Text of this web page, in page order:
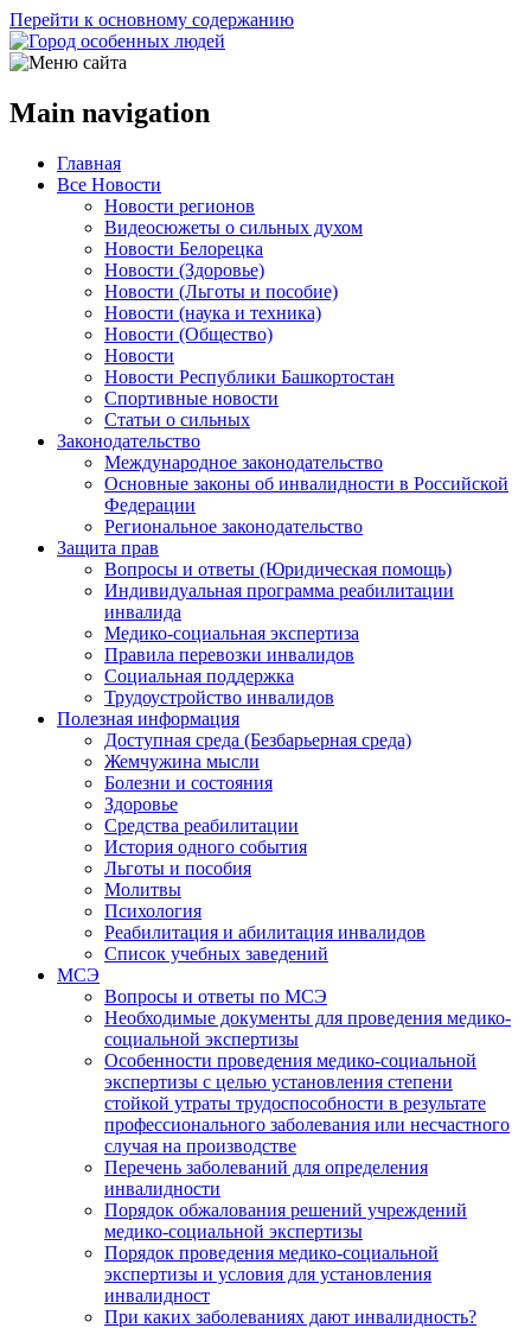
Перейти к основному содержанию
Main navigation
Главная
Все Новости
Новости регионов
Видеосюжеты о сильных духом
Новости Белорецка
Новости (Здоровье)
Новости (Льготы и пособие)
Новости (наука и техника)
Новости (Общество)
Новости
Новости Республики Башкортостан
Спортивные новости
Статьи о сильных
Законодательство
Международное законодательство
Основные законы об инвалидности в Российской
Федерации
Региональное законодательство
Защита прав
Вопросы и ответы (Юридическая помощь)
Индивидуальная программа реабилитации
инвалида
Медико-социальная экспертиза
Правила перевозки инвалидов
Социальная поддержка
Трудоустройство инвалидов
Полезная информация
Доступная среда (Безбарьерная среда)
Жемчужина мысли
Болезни и состояния
Здоровье
Средства реабилитации
История одного события
Льготы и пособия
Молитвы
Психология
Реабилитация и абилитация инвалидов
Список учебных заведений
МСЭ
Вопросы и ответы по МСЭ
Необходимые документы для проведения медико-
социальной экспертизы
Особенности проведения медико-социальной
экспертизы с целью установления степени
стойкой утраты трудоспособности в результате
профессионального заболевания или несчастного
случая на производстве
Перечень заболеваний для определения
инвалидности
Порядок обжалования решений учреждений
медико-социальной экспертизы
Порядок проведения медико-социальной
экспертизы и условия для установления
инвалидност
При каких заболеваниях дают инвалидность?